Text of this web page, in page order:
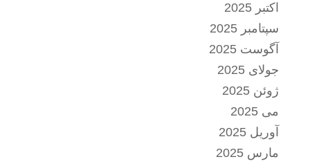
اکتبر 2025
سپتامبر 2025
آگوست 2025
جولای 2025
ژوئن 2025
می 2025
آوریل 2025
مارس 2025